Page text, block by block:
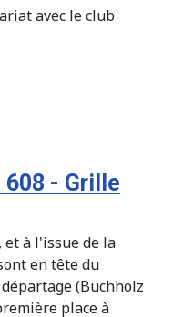
avec le club
608 - Grille
à l'issue de la
en tête du
(Buchholz
place à